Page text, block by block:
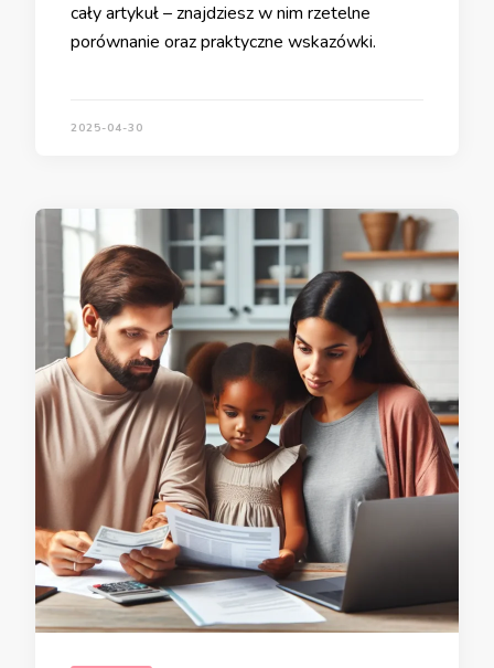
cały artykuł – znajdziesz w nim rzetelne
porównanie oraz praktyczne wskazówki.
2025-04-30